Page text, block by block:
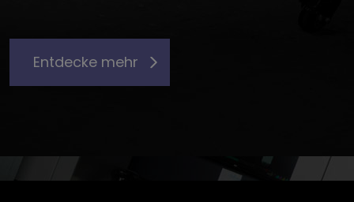
Entdecke mehr